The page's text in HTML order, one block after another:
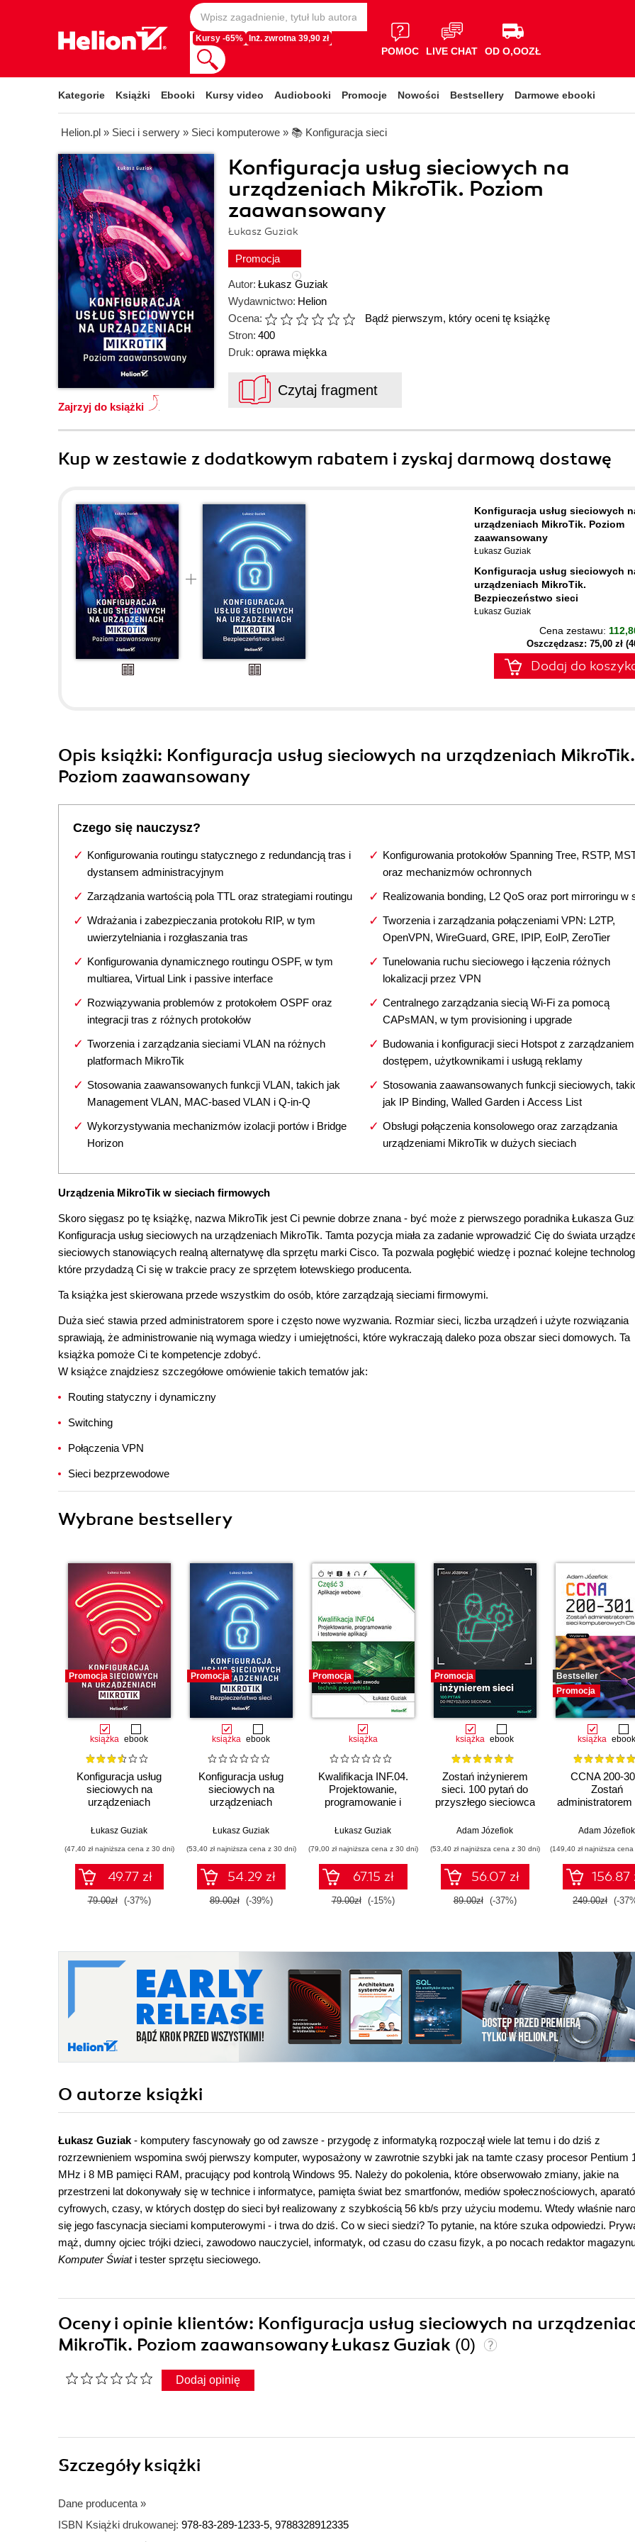
Kursy -65% Inż. zwrotna 39,90 zł
POMOC LIVE CHAT OD O,OOZŁ
Kategorie Książki Ebooki Kursy video Audiobooki Promocje Nowości Bestsellery Darmowe ebooki
Helion.pl » Sieci i serwery » Sieci komputerowe » 📚 Konfiguracja sieci
Konfiguracja usług sieciowych na
urządzeniach MikroTik. Poziom
zaawansowany
Łukasz Guziak
Promocja
Zajrzyj do książki
Autor: Łukasz Guziak
Wydawnictwo: Helion
Ocena:
Bądź pierwszym, który oceni tę książkę
Stron: 400
Druk: oprawa miękka
Czytaj fragment
Kup w zestawie z dodatkowym rabatem i zyskaj darmową dostawę
Konfiguracja usług sieciowych
urządzeniach MikroTik. Poziom
zaawansowany
Łukasz Guziak
Konfiguracja usług sieciowych
urządzeniach MikroTik.
Bezpieczeństwo sieci
Łukasz Guziak
Cena zestawu:
Oszczędzasz: 75,00 zł
Dodaj do
Opis książki: Konfiguracja usług sieciowych na urządzeniach MikroTik.
Poziom zaawansowany
Czego się nauczysz?
Konfigurowania routingu statycznego z redundancją tras i
dystansem administracyjnym
Zarządzania wartością pola TTL oraz strategiami routingu
Wdrażania i zabezpieczania protokołu RIP, w tym
uwierzytelniania i rozgłaszania tras
Konfigurowania dynamicznego routingu OSPF, w tym
multiarea, Virtual Link i passive interface
Rozwiązywania problemów z protokołem OSPF oraz
integracji tras z różnych protokołów
Tworzenia i zarządzania sieciami VLAN na różnych
platformach MikroTik
Stosowania zaawansowanych funkcji VLAN, takich jak
Management VLAN, MAC-based VLAN i Q-in-Q
Wykorzystywania mechanizmów izolacji portów i Bridge
Horizon
Konfigurowania protokołów Spanning Tree, RSTP,
oraz mechanizmów ochronnych
Realizowania bonding, L2 QoS oraz port mirroringu w
Tworzenia i zarządzania połączeniami VPN: L2TP,
OpenVPN, WireGuard, GRE, IPIP, EoIP, ZeroTier
Tunelowania ruchu sieciowego i łączenia różnych
lokalizacji przez VPN
Centralnego zarządzania siecią Wi-Fi za pomocą
CAPsMAN, w tym provisioning i upgrade
Budowania i konfiguracji sieci Hotspot z zarządzaniem
dostępem, użytkownikami i usługą reklamy
Stosowania zaawansowanych funkcji sieciowych,
jak IP Binding, Walled Garden i Access List
Obsługi połączenia konsolowego oraz zarządzania
urządzeniami MikroTik w dużych sieciach
Urządzenia MikroTik w sieciach firmowych
Skoro sięgasz po tę książkę, nazwa MikroTik jest Ci pewnie dobrze znana - być może z pierwszego poradnika Łukasza
Konfiguracja usług sieciowych na urządzeniach MikroTik. Tamta pozycja miała za zadanie wprowadzić Cię do świata
sieciowych stanowiących realną alternatywę dla sprzętu marki Cisco. Ta pozwala pogłębić wiedzę i poznać kolejne
które przydadzą Ci się w trakcie pracy ze sprzętem łotewskiego producenta.
Ta książka jest skierowana przede wszystkim do osób, które zarządzają sieciami firmowymi.
Duża sieć stawia przed administratorem spore i często nowe wyzwania. Rozmiar sieci, liczba urządzeń i użyte rozwiązania
sprawiają, że administrowanie nią wymaga wiedzy i umiejętności, które wykraczają daleko poza obszar sieci domowych. Ta
książka pomoże Ci te kompetencje zdobyć.
W książce znajdziesz szczegółowe omówienie takich tematów jak:
Routing statyczny i dynamiczny
Switching
Połączenia VPN
Sieci bezprzewodowe
Wybrane bestsellery
Promocja
książka ebook
Konfiguracja usług
sieciowych na
urządzeniach
Łukasz Guziak
(47,40 zł najniższa cena z 30 dni)
49.77 zł
79.00zł (-37%)
Promocja
książka ebook
Konfiguracja usług
sieciowych na
urządzeniach
Bezpieczeństwo sieci
Łukasz Guziak
(53,40 zł najniższa cena z 30 dni)
54.29 zł
89.00zł (-39%)
Promocja
książka
Kwalifikacja INF.04.
Projektowanie,
programowanie i
Część 3. Aplikacje
do nauki zawodu
technik programista
Łukasz Guziak
(79,00 zł najniższa cena z 30 dni)
67.15 zł
79.00zł (-15%)
Promocja
książka ebook
Zostań inżynierem
sieci. 100 pytań do
przyszłego sieciowca
Adam Józefiok
(53,40 zł najniższa cena z 30 dni)
56.07 zł
89.00zł (-37%)
Bestseller
Promocja
książka ebook
CCNA 200-
Zostań
administratorem
Cisco.
Adam Józefiok
(149,40 zł najniższa
156.87
249.00zł (-
O autorze książki
Łukasz Guziak - komputery fascynowały go od zawsze - przygodę z informatyką rozpoczął wiele lat temu i do dziś z
rozrzewnieniem wspomina swój pierwszy komputer, wyposażony w zawrotnie szybki jak na tamte czasy procesor Pentium
MHz i 8 MB pamięci RAM, pracujący pod kontrolą Windows 95. Należy do pokolenia, które obserwowało zmiany, jakie na
przestrzeni lat dokonywały się w technice i informatyce, pamięta świat bez smartfonów, mediów społecznościowych,
cyfrowych, czasy, w których dostęp do sieci był realizowany z szybkością 56 kb/s przy użyciu modemu. Wtedy właśnie
się jego fascynacja sieciami komputerowymi - i trwa do dziś. Co w sieci siedzi? To pytanie, na które szuka odpowiedzi.
mąż, dumny ojciec trójki dzieci, zawodowo nauczyciel, informatyk, od czasu do czasu fizyk, a po nocach redaktor
Komputer Świati tester sprzętu sieciowego.
Oceny i opinie klientów: Konfiguracja usług sieciowych na
MikroTik. Poziom zaawansowany Łukasz Guziak (0)
Dodaj opinię
Szczegółyksiążki
Dane producenta »
ISBN Książki drukowanej: 978-83-289-1233-5, 9788328912335